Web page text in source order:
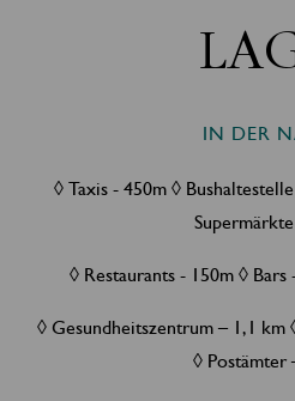
IN DER
◊ Taxis - 450m ◊
◊ Restaurants - 150m ◊
◊ Gesundheitszentrum – 1,1 km
◊ Postämter